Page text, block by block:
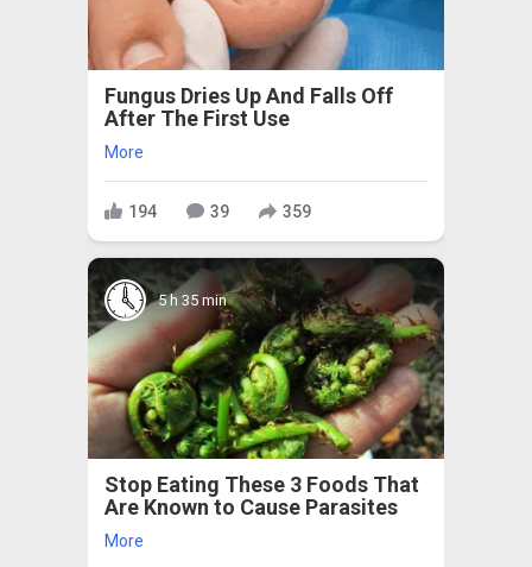
Fungus Dries Up And Falls Off
After The First Use
More
194 39 359
5 h 35 min
Stop Eating These 3 Foods That
Are Known to Cause Parasites
More